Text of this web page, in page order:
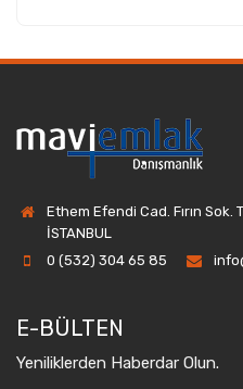
Ethem Efendi Cad. Fırın
İSTANBUL
0 (532) 304 65 85
E-BÜLTEN
Yeniliklerden Haberdar Olun.